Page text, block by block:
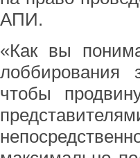
АПИ.
«Как вы
лоббирования
чтобы